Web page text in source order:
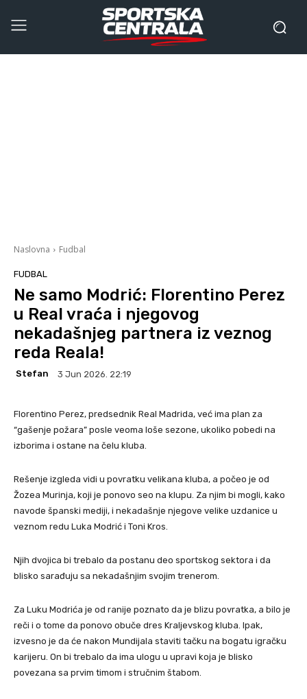
Naslovna Fudbal
FUDBAL
Ne samo Modrić: Florentino Perez
u Real vraća i njegovog
nekadašnjeg partnera iz veznog
reda Reala!
Stefan 3 Jun 2026. 22:19
Florentino Perez, predsednik Real Madrida, već ima plan za
“gašenje požara” posle veoma loše sezone, ukoliko pobedi na
izborima i ostane na čelu kluba.
Rešenje izgleda vidi u povratku velikana kluba, a počeo je od
Žozea Murinja, koji je ponovo seo na klupu. Za njim bi mogli, kako
navode španski mediji, i nekadašnje njegove velike uzdanice u
veznom redu Luka Modrić i Toni Kros.
Njih dvojica bi trebalo da postanu deo sportskog sektora i da
blisko sarađuju sa nekadašnjim svojim trenerom.
Za Luku Modrića je od ranije poznato da je blizu povratka, a bilo je
reči i o tome da ponovo obuče dres Kraljevskog kluba. Ipak,
izvesno je da će nakon Mundijala staviti tačku na bogatu igračku
karijeru. On bi trebalo da ima ulogu u upravi koja je blisko
povezana sa prvim timom i stručnim štabom.